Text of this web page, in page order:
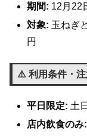
期間: 12月22
対象: 玉ねぎ
円
⚠️ 利用条件・注
平日限定: 土
店内飲食のみ: